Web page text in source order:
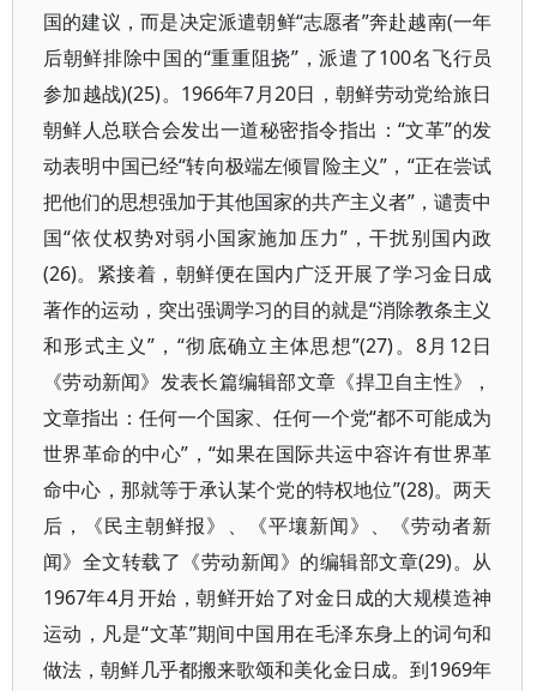
国的建议，而是决定派遣朝鲜“志愿者”奔赴越南(一年
后朝鲜排除中国的“重重阻挠”，派遣了100名飞行员
参加越战)(25)。1966年7月20日，朝鲜劳动党给旅日
朝鲜人总联合会发出一道秘密指令指出：“文革”的发
动表明中国已经“转向极端左倾冒险主义”，“正在尝试
把他们的思想强加于其他国家的共产主义者”，谴责中
国“依仗权势对弱小国家施加压力”，干扰别国内政
(26)。紧接着，朝鲜便在国内广泛开展了学习金日成
著作的运动，突出强调学习的目的就是“消除教条主义
和形式主义”，“彻底确立主体思想”(27)。8月12日
《劳动新闻》发表长篇编辑部文章《捍卫自主性》，
文章指出：任何一个国家、任何一个党“都不可能成为
世界革命的中心”，“如果在国际共运中容许有世界革
命中心，那就等于承认某个党的特权地位”(28)。两天
后，《民主朝鲜报》、《平壤新闻》、《劳动者新
闻》全文转载了《劳动新闻》的编辑部文章(29)。从
1967年4月开始，朝鲜开始了对金日成的大规模造神
运动，凡是“文革”期间中国用在毛泽东身上的词句和
做法，朝鲜几乎都搬来歌颂和美化金日成。到1969年